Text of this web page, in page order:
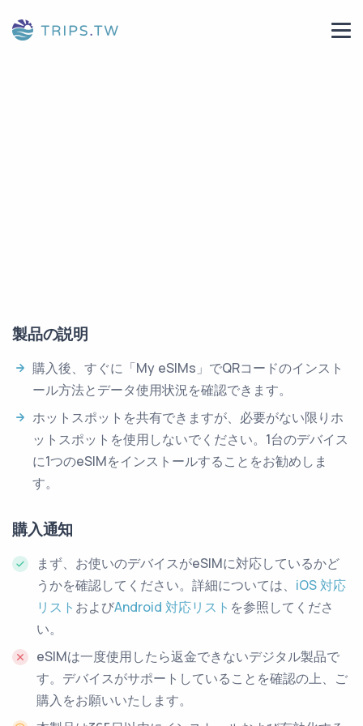
製品の説明
購入後、すぐに「My eSIMs」でQRコードのインスト
ール方法とデータ使用状況を確認できます。
ホットスポットを共有できますが、必要がない限りホ
ットスポットを使用しないでください。1台のデバイス
に1つのeSIMをインストールすることをお勧めしま
す。
購入通知
まず、お使いのデバイスがeSIMに対応しているかど
うかを確認してください。詳細については、 iOS 対応
リスト およびAndroid 対応リスト を参照してくださ
い。
eSIMは一度使用したら返金できないデジタル製品で
す。デバイスがサポートしていることを確認の上、ご
購入をお願いいたします。